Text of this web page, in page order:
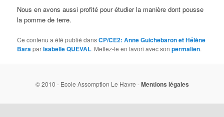
Nous en avons aussi profité pour étudier la manière dont pousse
la pomme de terre.
Ce contenu a été publié dansCP/CE2: Anne Guichebaron et Hélène
BaraparIsabelle QUEVAL. Mettez-le en favori avec sonpermalien.
© 2010 - Ecole Assomption Le Havre -Mentions légales